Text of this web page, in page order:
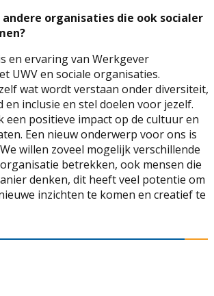
organisaties die ook socialer
en ervaring van Werkgever
UWV en sociale organisaties.
wat wordt verstaan onder diversiteit,
en inclusie en stel doelen voor jezelf.
een positieve impact op de cultuur en
Een nieuw onderwerp voor ons is
willen zoveel mogelijk verschillende
betrekken, ook mensen die
denken, dit heeft veel potentie om
inzichten te komen en creatief te